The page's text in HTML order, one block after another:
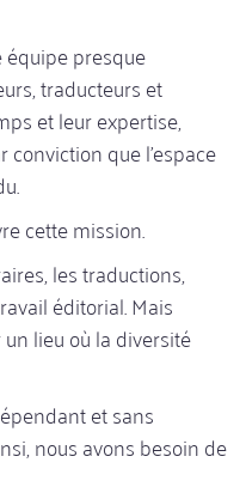
presque
traducteurs et
et leur expertise,
que l’espace
cette mission.
les traductions,
éditorial. Mais
lieu où la diversité
et sans
nous avons besoin de